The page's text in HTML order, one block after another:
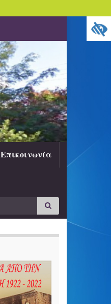
Επικοινωνία